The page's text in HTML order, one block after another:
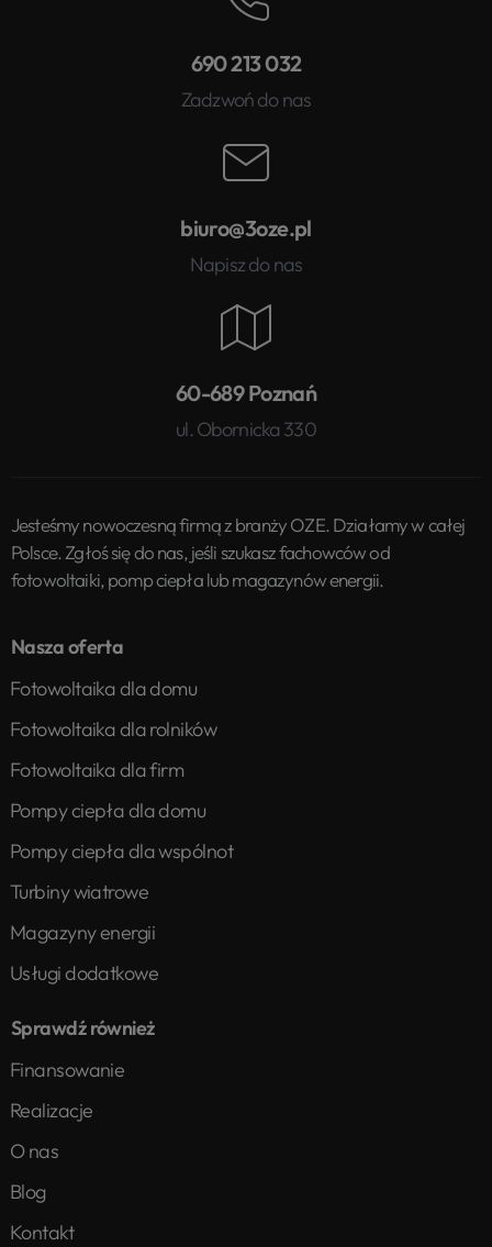
690 213 032
Zadzwoń do nas
biuro@3oze.pl
Napisz do nas
60-689 Poznań
ul. Obornicka 330
Jesteśmy nowoczesną firmą z branży OZE. Działamy w całej
Polsce. Zgłoś się do nas, jeśli szukasz fachowców od
fotowoltaiki, pomp ciepła lub magazynów energii.
Nasza oferta
Fotowoltaika dla domu
Fotowoltaika dla rolników
Fotowoltaika dla firm
Pompy ciepła dla domu
Pompy ciepła dla wspólnot
Turbiny wiatrowe
Magazyny energii
Usługi dodatkowe
Sprawdź również
Finansowanie
Realizacje
O nas
Blog
Kontakt